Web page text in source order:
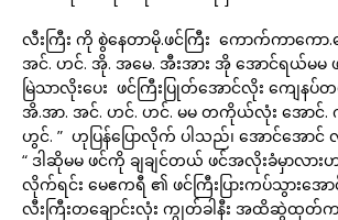
လီးကြီး ကို စွဲနေတာမို.ဖင်ကြီး ကောက်ကာကော.
အင်. ဟင်. အို. အမေ. အီးအား အို အောင်ရယ်မမ
မြဲသာလိုးပေး ဖင်ကြီးပြုတ်အောင်လိုး ကျေန
အိ.အာ. အင်. ဟင်. ဟင်. မမ တကိုယ်လုံး အောင်. ကို
ဟွင်. ” ဟုပြန်ပြောလိုက် ပါသည်၊ အောင်အောင်
“ ဒါဆိုမမ ဖင်ကို ချချင်တယ် ဖင်အလိုးခံမှာလား
လိုက်ရင်း မေဧကရီ ၏ ဖင်ကြီးပြားကပ်သွားအ
လီးကြီးတချောင်းလုံး ကျွတ်ခါနီး အထိဆွဲထုတ်က